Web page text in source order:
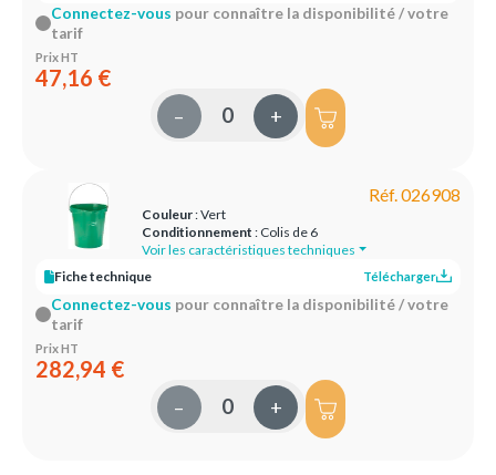
Connectez-vous pour connaître la disponibilité / votre
tarif
Prix HT
47,16 €
– +
Réf. 026908
Couleur: Vert
Conditionnement : Colis de 6
Voir les caractéristiques techniques
Fiche technique
Télécharger
Connectez-vous pour connaître la disponibilité / votre
tarif
Prix HT
282,94 €
– +